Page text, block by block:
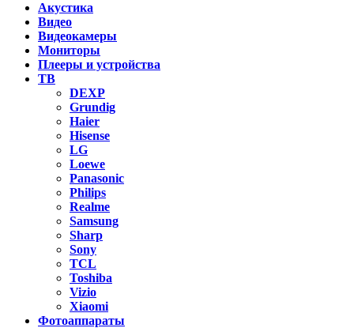
Акустика
Видео
Видеокамеры
Мониторы
Плееры и устройства
ТВ
DEXP
Grundig
Haier
Hisense
LG
Loewe
Panasonic
Philips
Realme
Samsung
Sharp
Sony
TCL
Toshiba
Vizio
Xiaomi
Фотоаппараты